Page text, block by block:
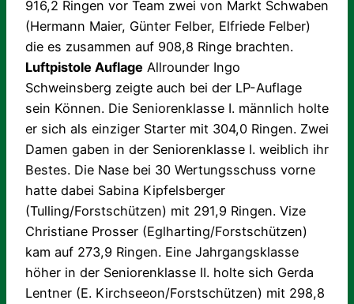
916,2 Ringen vor Team zwei von Markt Schwaben
(Hermann Maier, Günter Felber, Elfriede Felber)
die es zusammen auf 908,8 Ringe brachten.
Luftpistole Auflage Allrounder Ingo
Schweinsberg zeigte auch bei der LP-Auflage
sein Können. Die Seniorenklasse I. männlich holte
er sich als einziger Starter mit 304,0 Ringen. Zwei
Damen gaben in der Seniorenklasse I. weiblich ihr
Bestes. Die Nase bei 30 Wertungsschuss vorne
hatte dabei Sabina Kipfelsberger
(Tulling/Forstschützen) mit 291,9 Ringen. Vize
Christiane Prosser (Eglharting/Forstschützen)
kam auf 273,9 Ringen. Eine Jahrgangsklasse
höher in der Seniorenklasse II. holte sich Gerda
Lentner (E. Kirchseeon/Forstschützen) mit 298,8